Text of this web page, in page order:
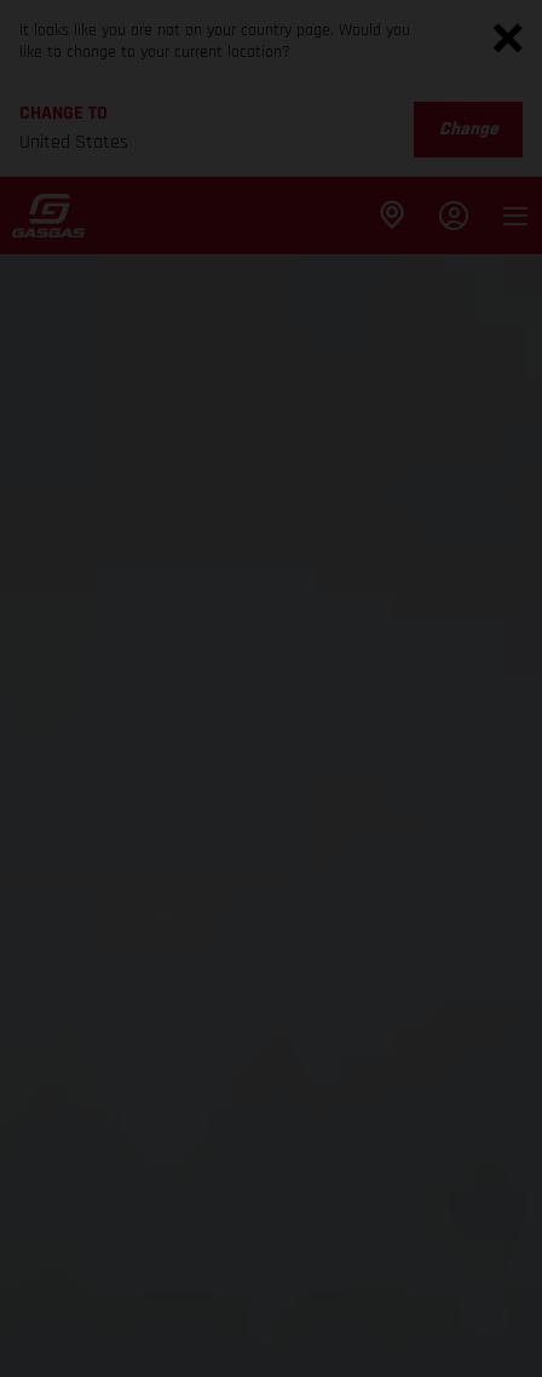
It looks like you are not on your country page. Would you
like to change to your current location?
CHANGE TO
United States
Change